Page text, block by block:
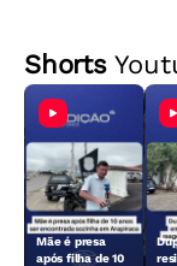
Shorts
Mãe é presa
após filha de 10